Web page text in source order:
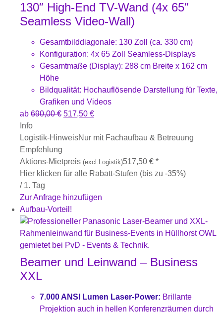
130″ High-End TV-Wand (4x 65″
Seamless Video-Wall)
Gesamtbilddiagonale: 130 Zoll (ca. 330 cm)
Konfiguration: 4x 65 Zoll Seamless-Displays
Gesamtmaße (Display): 288 cm Breite x 162 cm
Höhe
Bildqualität: Hochauflösende Darstellung für Texte,
Grafiken und Videos
ab 690,00€ 517,50 €
Info
Logistik-HinweisNur mit Fachaufbau & Betreuung
Empfehlung
Aktions-Mietpreis (excl.Logistik)517,50 € *
Hier klicken für alle Rabatt-Stufen (bis zu -35%)
/ 1. Tag
Zur Anfrage hinzufügen
Aufbau-Vorteil!
Beamer und Leinwand – Business
XXL
7.000 ANSI Lumen Laser-Power: Brillante
Projektion auch in hellen Konferenzräumen durch